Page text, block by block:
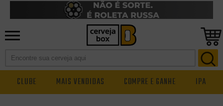
CLUBE MAIS VENDIDAS COMPRE E GANHE IPA